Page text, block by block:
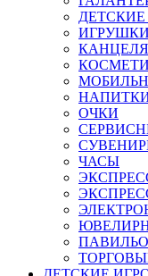
ИГРУШКИ
ОЧКИ
ЧАСЫ